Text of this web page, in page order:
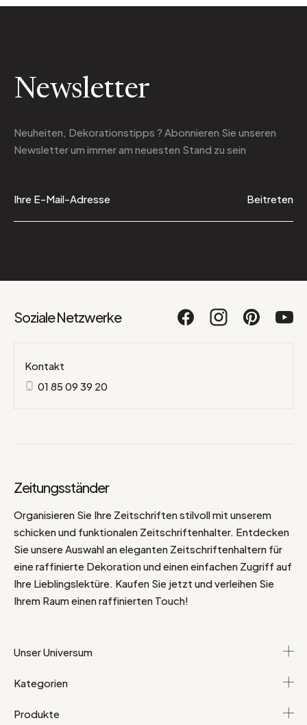
Newsletter
Neuheiten, Dekorationstipps ? Abonnieren Sie unseren
Newsletterum immer am neuesten Stand zu sein
Beitreten
Soziale Netzwerke
Kontakt
01 85 09 39 20
Zeitungsständer
Organisieren Sie Ihre Zeitschriften stilvoll mit unserem
schicken und funktionalen Zeitschriftenhalter. Entdecken
Sie unsere Auswahl an eleganten Zeitschriftenhaltern für
eine raffinierte Dekoration und einen einfachen Zugriff auf
Ihre Lieblingslektüre. Kaufen Sie jetzt und verleihen Sie
Ihrem Raum einen raffinierten Touch!
Unser Universum
Kategorien
Produkte